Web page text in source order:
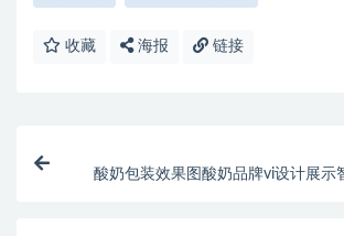
收藏 海报 链接
酸奶包装效果图酸奶品牌vi设计展示